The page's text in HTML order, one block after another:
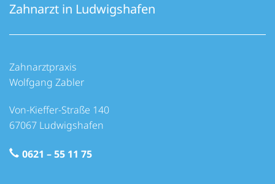
Zahnarzt in Ludwigshafen
Zahnarztpraxis
Wolfgang Zabler
Von-Kieffer-Straße 140
67067 Ludwigshafen
0621 – 55 11 75